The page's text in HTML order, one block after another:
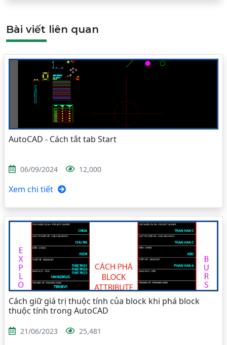
Bài viết liên quan
AutoCAD - Cách tắt tab Start
06/09/2024 12,000
Xem chi tiết
Cách giữ giá trị thuộc tính của block khi phá block
thuộc tính trong AutoCAD
21/06/2023 25,481